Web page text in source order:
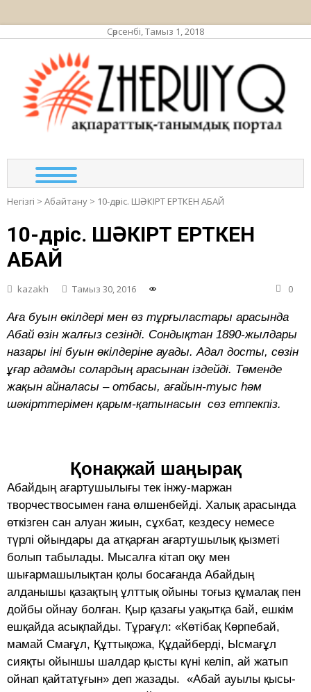
Сәрсенбі, Тамыз 1, 2018
Негізгі > Абайтану > 10-дәріс. ШӘКІРТ ЕРТКЕН АБАЙ
10-дәріс. ШӘКІРТ ЕРТКЕН
АБАЙ
kazakh Тамыз 30, 2016 0
Аға буын өкілдері мен өз тұрғыластары арасында
Абай өзін жалғыз сезінді. Сондықтан 1890-жылдары
назары іні буын өкілдеріне ауады. Адал досты, сөзін
ұғар адамды солардың арасынан іздейді. Төменде
жақын айналасы – отбасы, ағайын-туыс һәм
шәкірттерімен қарым-қатынасын сөз етпекпіз.
Қонақжай шаңырақ
Абайдың ағартушылығы тек інжу-маржан
творчествосымен ғана өлшенбейді. Халық арасында
өткізген сан алуан жиын, сұхбат, кездесу немесе
түрлі ойындары да атқарған ағартушылық қызметі
болып табылады. Мысалға кітап оқу мен
шығармашылықтан қолы босағанда Абайдың
алданышы қазақтың ұлттық ойыны тоғыз құмалақ пен
дойбы ойнау болған. Қыр қазағы уақытқа бай, ешкім
ешқайда асықпайды. Тұрағұл: «Көтібақ Көрпебай,
мамай Смағұл, Құттықожа, Құдайберді, Ысмағұл
сияқты ойыншы шалдар қысты күні келіп, ай жатып
ойнап қайтатұғын» деп жазады. «Абай ауылы қысы-